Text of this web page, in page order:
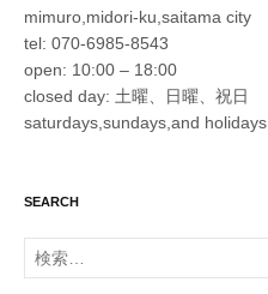
mimuro,midori-ku,saitama city
tel: 070-6985-8543
open: 10:00 – 18:00
closed day: 土曜、日曜、祝日
saturdays,sundays,and holidays
SEARCH
検
索: